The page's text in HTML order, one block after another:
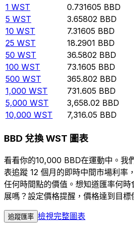
1 WST 0.731605 BBD
5 WST 3.65802 BBD
10 WST 7.31605 BBD
25 WST 18.2901 BBD
50 WST 36.5802 BBD
100 WST 73.1605 BBD
500 WST 365.802 BBD
1,000 WST 731.605 BBD
5,000 WST 3,658.02 BBD
10,000 WST 7,316.05 BBD
BBD 兌換 WST 圖表
看看你的10,000 BBD在運動中。我
表追蹤 12 個月的即時中間市場利率
任何時間點的價值。想知道匯率何
展嗎？設定價格提醒，價格達到目標
追蹤匯率 檢視完整圖表